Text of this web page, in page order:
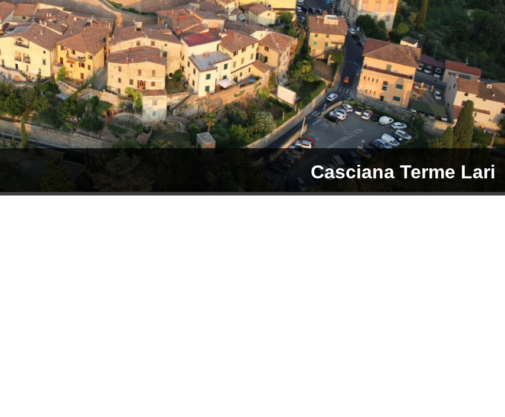
Casciana Terme Lari